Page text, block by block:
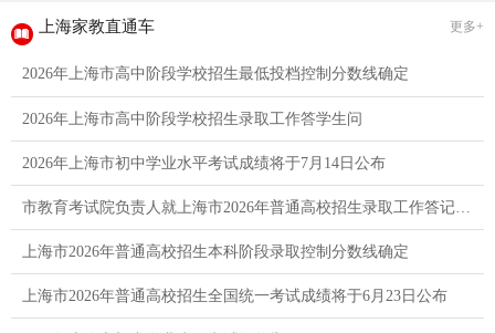
上海家教直通车 更多+
2026年上海市高中阶段学校招生最低投档控制分数线确定
2026年上海市高中阶段学校招生录取工作答学生问
2026年上海市初中学业水平考试成绩将于7月14日公布
市教育考试院负责人就上海市2026年普通高校招生录取工作答记者问
上海市2026年普通高校招生本科阶段录取控制分数线确定
上海市2026年普通高校招生全国统一考试成绩将于6月23日公布